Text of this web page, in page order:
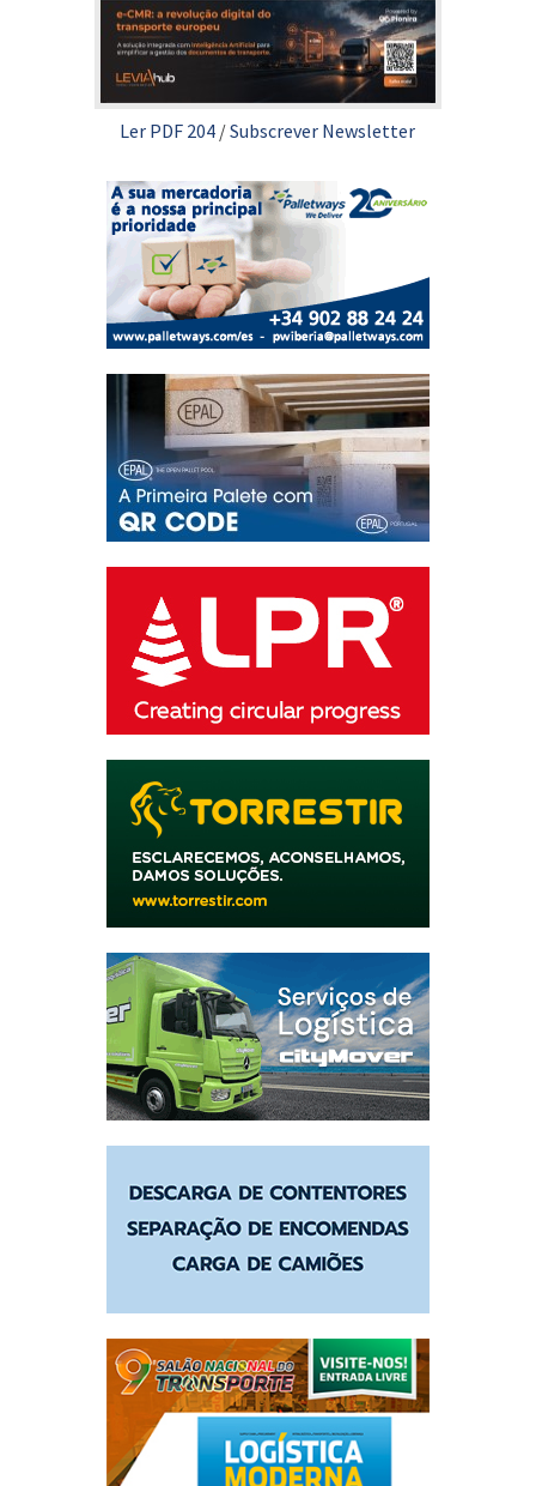
Ler PDF 204 /Subscrever Newsletter